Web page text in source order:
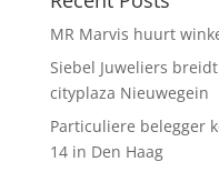
MR Marvis huurt
Siebel Juweliers
cityplaza Nieuwegein
Particuliere belegger
14 in Den Haag